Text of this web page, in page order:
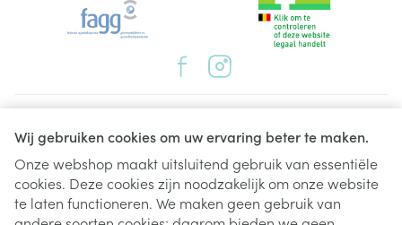
Wij gebruiken cookies om uw ervaring beter te maken.
Onze webshop maakt uitsluitend gebruik van essentiële
cookies. Deze cookies zijn noodzakelijk om onze website
te laten functioneren. We maken geen gebruik van
Juridische links